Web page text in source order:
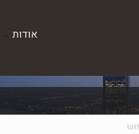
אודות -